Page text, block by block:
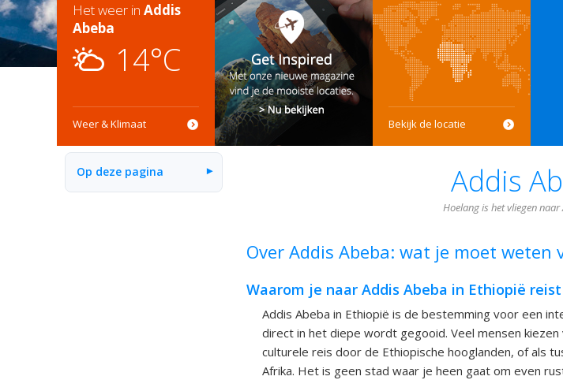
Het weer in Addis
Abeba
14°C
Weer & Klimaat Bekijk de locatie
Op deze pagina ▾ Addis
Hoelang is het vliegen
Over Addis Abeba: wat je moet weten
Waarom je naar Addis Abeba in Ethiopië
Addis Abeba in Ethiopië is de bestemming voor een
direct in het diepe wordt gegooid. Veel mensen
culturele reis door de Ethiopische hooglanden, of als
Afrika. Het is geen stad waar je heen gaat om even